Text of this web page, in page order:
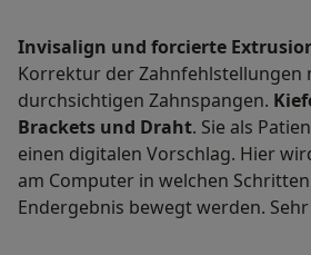
Invisalign und forcierte
Korrektur der Zahnfehlstellungen
durchsichtigen Zahnspangen.
Brackets und Draht. Sie als
einen digitalen Vorschlag. Hier
am Computer in welchen
Endergebnis bewegt werden.